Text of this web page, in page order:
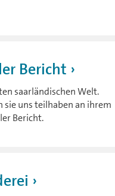
Bericht
saarländischen Welt.
uns teilhaben an ihrem
Bericht.